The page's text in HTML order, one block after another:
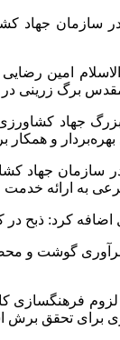
سازمان جهاد
امین
جهاد
و همکار
به ارائه خدمت
کرد: ذبح
گوشت و
برای تحقق برش